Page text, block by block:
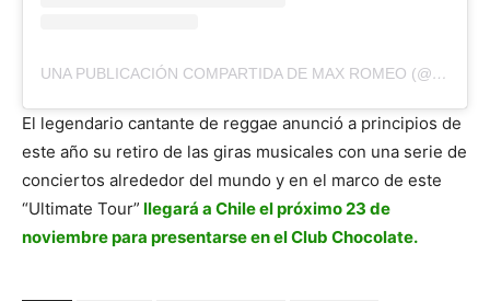
UNA PUBLICACIÓN COMPARTIDA DE MAX ROMEO (@MAXROMEOOFFICIAL)
El legendario cantante de reggae anunció a principios de
este año su retiro de las giras musicales con una serie de
conciertos alrededor del mundo y en el marco de este
“Ultimate Tour” llegará a Chile el próximo 23 de
noviembre para presentarse en el Club Chocolate.